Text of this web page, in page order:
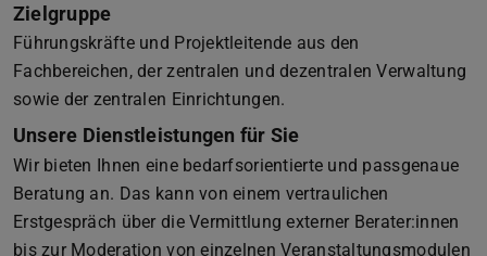
Zielgruppe
Führungskräfte und Projektleitende aus den
Fachbereichen, der zentralen und dezentralen Verwaltung
sowie der zentralen Einrichtungen.
Unsere Dienstleistungen für Sie
Wir bieten Ihnen eine bedarfsorientierte und passgenaue
Beratung an. Das kann von einem vertraulichen
Erstgespräch über die Vermittlung externer Berater:innen
bis zur Moderation von einzelnen Veranstaltungsmodulen